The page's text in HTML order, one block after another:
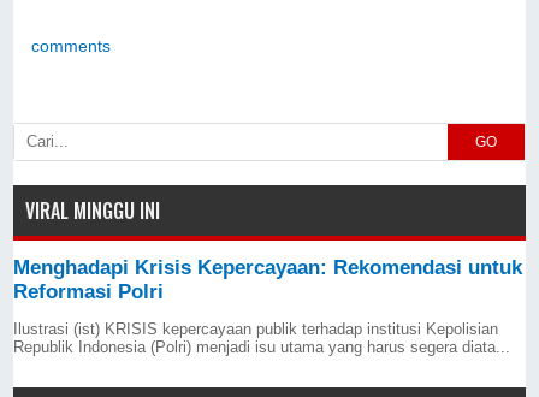
comments
GO
VIRAL MINGGU INI
Menghadapi Krisis Kepercayaan: Rekomendasi untuk
Reformasi Polri
Ilustrasi (ist) KRISIS kepercayaan publik terhadap institusi Kepolisian
Republik Indonesia (Polri) menjadi isu utama yang harus segera diata...